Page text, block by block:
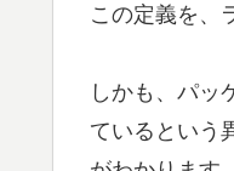
この定義を、
しかも、パッ
ているという